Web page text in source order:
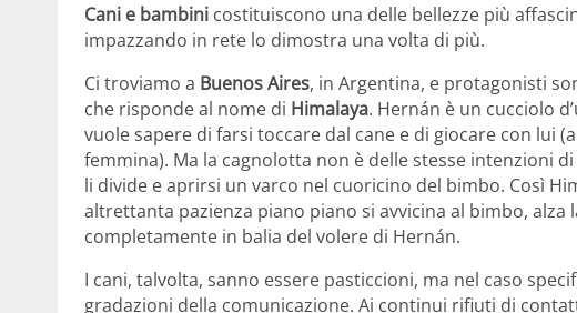
Cani e bambini costituiscono una delle bellezze più
impazzando in rete lo dimostra una volta di più.
Ci troviamo a Buenos Aires, in Argentina, e protagonisti
che risponde al nome di Himalaya. Hernán è un cucciolo
vuole sapere di farsi toccare dal cane e di giocare con lui
femmina). Ma la cagnolotta non è delle stesse intenzioni
li divide e aprirsi un varco nel cuoricino del bimbo. Così
altrettanta pazienza piano piano si avvicina al bimbo, alza
completamente in balia del volere di Hernán.
I cani, talvolta, sanno essere pasticcioni, ma nel caso
gradazioni della comunicazione. Ai continui rifiuti di